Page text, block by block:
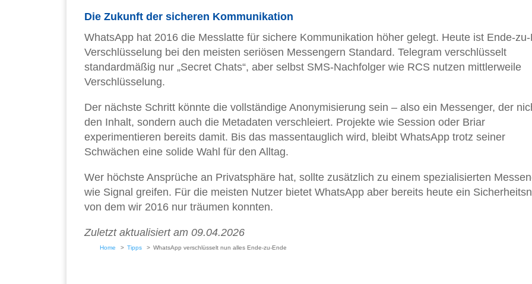
Die Zukunft der sicheren Kommunikation
WhatsApp hat 2016 die Messlatte für sichere Kommunikation höher gelegt. Heute ist Ende-
Verschlüsselung bei den meisten seriösen Messengern Standard. Telegram verschlüsselt
standardmäßig nur „Secret Chats“, aber selbst SMS-Nachfolger wie RCS nutzen mittlerweile
Verschlüsselung.
Der nächste Schritt könnte die vollständige Anonymisierung sein – also ein Messenger, der
den Inhalt, sondern auch die Metadaten verschleiert. Projekte wie Session oder Briar
experimentieren bereits damit. Bis das massentauglich wird, bleibt WhatsApp trotz seiner
Schwächen eine solide Wahl für den Alltag.
Wer höchste Ansprüche an Privatsphäre hat, sollte zusätzlich zu einem spezialisierten
wie Signal greifen. Für die meisten Nutzer bietet WhatsApp aber bereits heute ein
von dem wir 2016 nur träumen konnten.
Zuletzt aktualisiert am 09.04.2026
Home Tipps WhatsApp verschlüsselt nun alles Ende-zu-Ende